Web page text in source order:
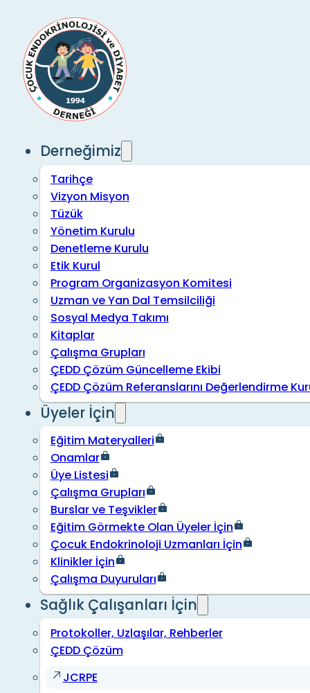
Derneğimiz
Tarihçe
Vizyon Misyon
Tüzük
Yönetim Kurulu
Denetleme Kurulu
Etik Kurul
Program Organizasyon Komitesi
Uzman ve Yan Dal Temsilciliği
Sosyal Medya Takımı
Kitaplar
Çalışma Grupları
ÇEDD Çözüm Güncelleme Ekibi
ÇEDD Çözüm Referanslarını Değerlendirme
Üyeler İçin
Eğitim Materyalleri
Onamlar
Üye Listesi
Çalışma Grupları
Burslar ve Teşvikler
Eğitim Görmekte Olan Üyeler İçin
Çocuk Endokrinoloji Uzmanları İçin
Klinikler İçin
Çalışma Duyuruları
Sağlık Çalışanları İçin
Protokoller, Uzlaşılar, Rehberler
ÇEDD Çözüm
JCRPE